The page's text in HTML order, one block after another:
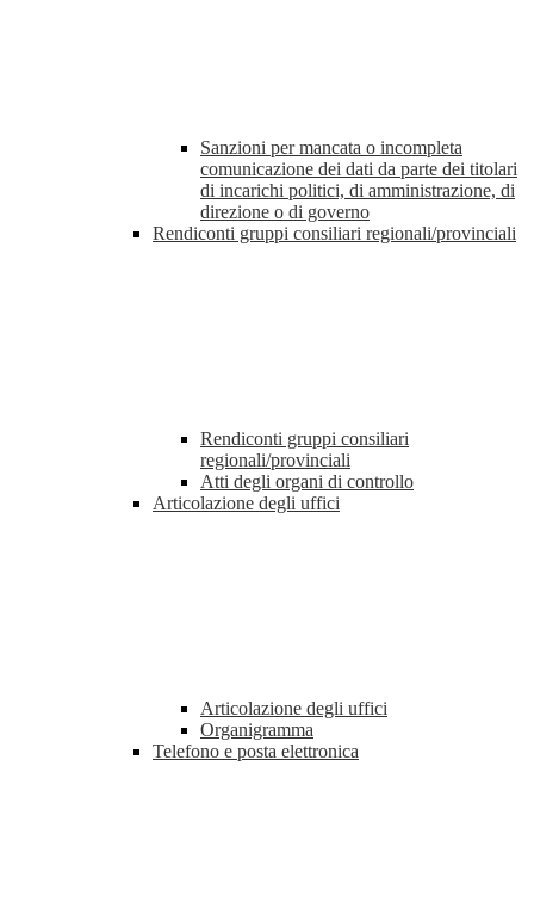
Sanzioni per mancata o incompleta
comunicazione dei dati da parte dei titolari
di incarichi politici, di amministrazione, di
direzione o di governo
Rendiconti gruppi consiliari regionali/provinciali
Rendiconti gruppi consiliari
regionali/provinciali
Atti degli organi di controllo
Articolazione degli uffici
Articolazione degli uffici
Organigramma
Telefono e posta elettronica